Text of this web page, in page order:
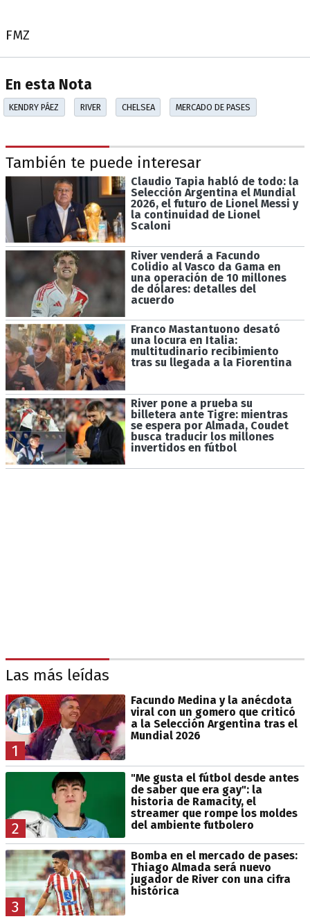
FMZ
En esta Nota
KENDRY PÁEZ RIVER CHELSEA MERCADO DE PASES
También te puede interesar
Claudio Tapia habló de todo: la
Selección Argentina el Mundial
2026, el futuro de Lionel Messi y
la continuidad de Lionel
Scaloni
River venderá a Facundo
Colidio al Vasco da Gama en
una operación de 10 millones
de dólares: detalles del
acuerdo
Franco Mastantuono desató
una locura en Italia:
multitudinario recibimiento
tras su llegada a la Fiorentina
River pone a prueba su
billetera ante Tigre: mientras
se espera por Almada, Coudet
busca traducir los millones
invertidos en fútbol
Las más leídas
1
Facundo Medina y la anécdota
viral con un gomero que criticó
a la Selección Argentina tras el
Mundial 2026
2
"Me gusta el fútbol desde antes
de saber que era gay": la
historia de Ramacity, el
streamer que rompe los moldes
del ambiente futbolero
3
Bomba en el mercado de pases:
Thiago Almada será nuevo
jugador de River con una cifra
histórica